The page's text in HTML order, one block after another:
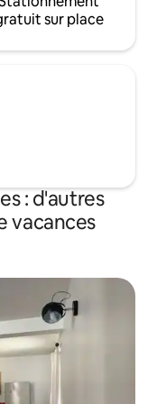
sur place
: d'autres
vacances